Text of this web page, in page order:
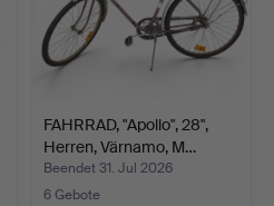
FAHRRAD, "Apollo", 28",
Herren, Värnamo, M…
Beendet 31. Jul 2026
6 Gebote